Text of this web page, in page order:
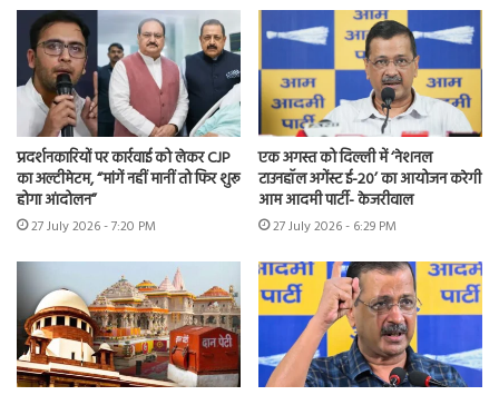
प्रदर्शनकारियों पर कार्रवाई को लेकर CJP
का अल्टीमेटम, “मांगें नहीं मानीं तो फिर शुरू
होगा आंदोलन”
27 July 2026 - 7:20 PM
एक अगस्त को दिल्ली में ‘नेशनल
टाउनहॉल अगेंस्ट ई-20’ का आयोजन करेगी
आम आदमी पार्टी- केजरीवाल
27 July 2026 - 6:29 PM